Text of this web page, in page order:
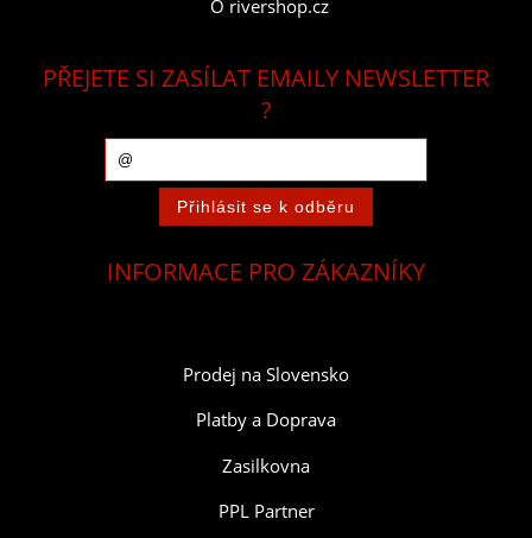
O rivershop.cz
PŘEJETE SI ZASÍLAT EMAILY NEWSLETTER
?
INFORMACE PRO ZÁKAZNÍKY
Prodej na Slovensko
Platby a Doprava
Zasilkovna
PPL Partner